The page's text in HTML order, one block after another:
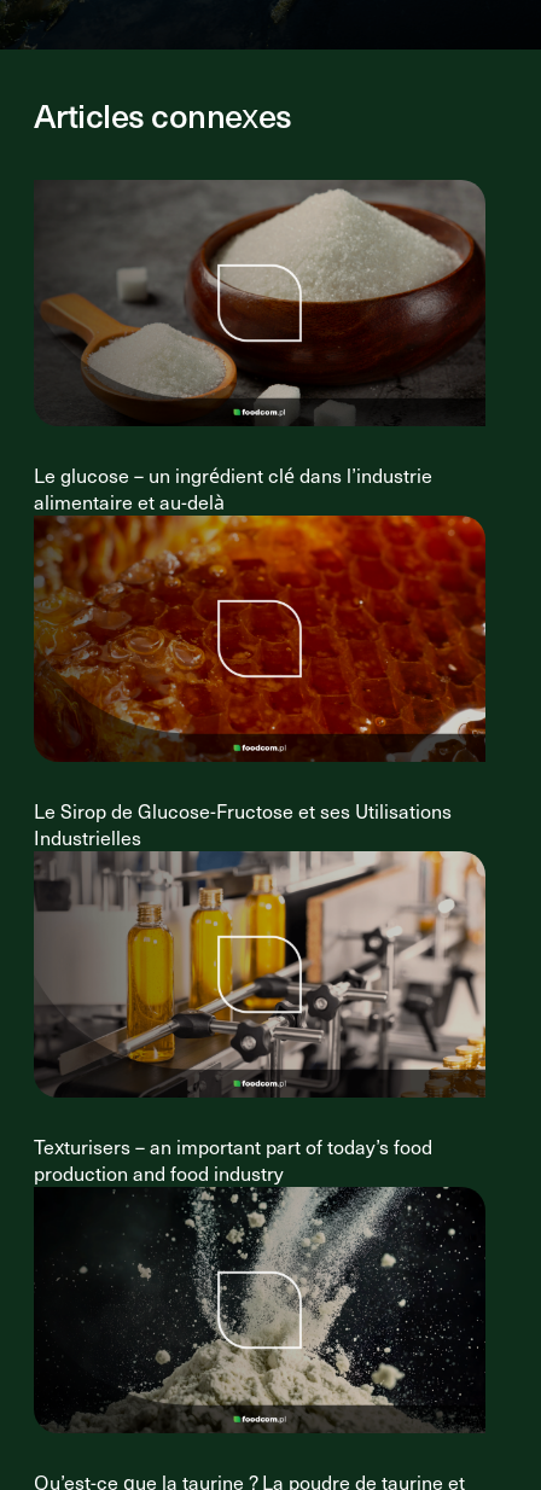
Articles connexes
Le glucose – un ingrédient clé dans l’industrie
alimentaire et au-delà
Le Sirop de Glucose-Fructose et ses Utilisations
Industrielles
Texturisers – an important part of today’s food
production and food industry
Qu’est-ce que la taurine ? La poudre de taurine et